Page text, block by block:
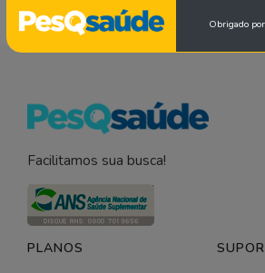
Facilitamos sua busca!
PLANOS
Obrigado